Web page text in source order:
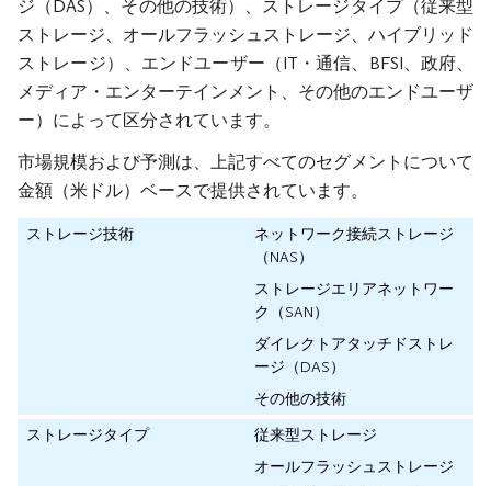
ジ（DAS）、その他の技術）、ストレージタイプ（従来型
ストレージ、オールフラッシュストレージ、ハイブリッド
ストレージ）、エンドユーザー（IT・通信、BFSI、政府、
メディア・エンターテインメント、その他のエンドユーザ
ー）によって区分されています。
市場規模および予測は、上記すべてのセグメントについて
金額（米ドル）ベースで提供されています。
ストレージ技術
ネットワーク接続ストレージ
（NAS）
ストレージエリアネットワー
ク（SAN）
ダイレクトアタッチドストレ
ージ（DAS）
その他の技術
ストレージタイプ
従来型ストレージ
オールフラッシュストレージ